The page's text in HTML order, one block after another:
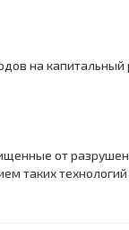
на
от
таких